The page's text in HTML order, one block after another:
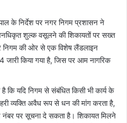
के निर्देश पर नगर निगम प्रशासन ने
शुल्क वसूलने की शिकायतों पर सख्त
की ओर से एक विशेष लैंडलाइन
किया गया है, जिस पर आम नागरिक
कि यदि निगम से संबंधित किसी भी कार्य के
व्यक्ति अवैध रूप से धन की मांग करता है,
नंबर पर सूचना दे सकता है। शिकायत मिलने